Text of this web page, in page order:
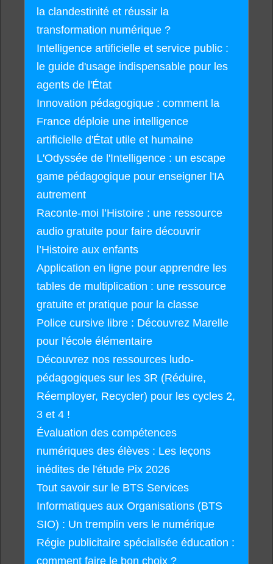
la clandestinité et réussir la
transformation numérique ?
Intelligence artificielle et service public :
le guide d'usage indispensable pour les
agents de l'État
Innovation pédagogique : comment la
France déploie une intelligence
artificielle d'État utile et humaine
L'Odyssée de l'Intelligence : un escape
game pédagogique pour enseigner l'IA
autrement
Raconte-moi l’Histoire : une ressource
audio gratuite pour faire découvrir
l’Histoire aux enfants
Application en ligne pour apprendre les
tables de multiplication : une ressource
gratuite et pratique pour la classe
Police cursive libre : Découvrez Marelle
pour l'école élémentaire
Découvrez nos ressources ludo-
pédagogiques sur les 3R (Réduire,
Réemployer, Recycler) pour les cycles 2,
3 et 4 !
Évaluation des compétences
numériques des élèves : Les leçons
inédites de l'étude Pix 2026
Tout savoir sur le BTS Services
Informatiques aux Organisations (BTS
SIO) : Un tremplin vers le numérique
Régie publicitaire spécialisée éducation :
comment faire le bon choix ?